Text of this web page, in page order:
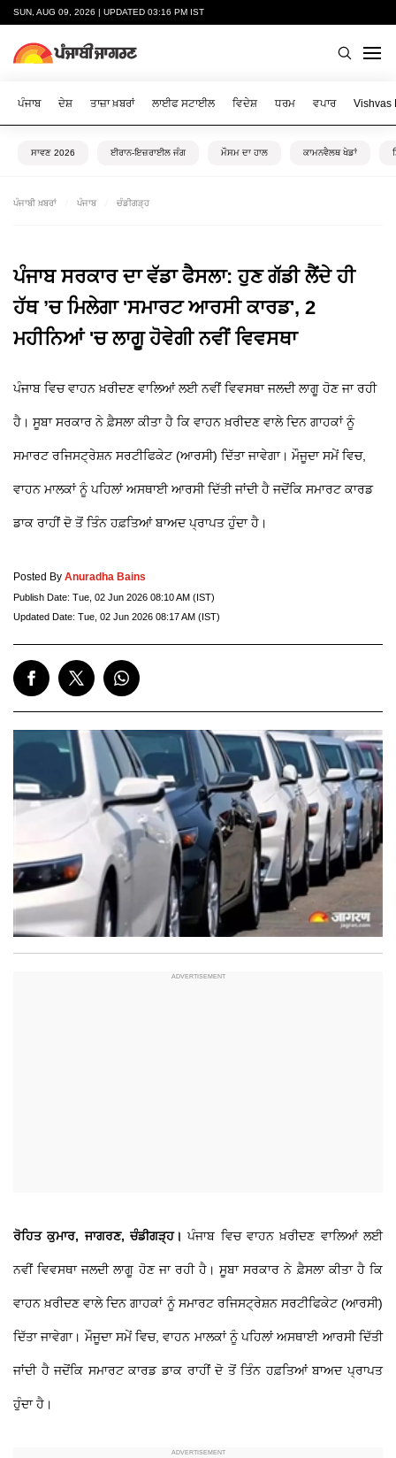
SUN, AUG 09, 2026 | UPDATED 03:16 PM IST
ਪੰਜਾਬ ਦੇਸ਼ ਤਾਜ਼ਾ ਖ਼ਬਰਾਂ ਲਾਈਫ ਸਟਾਈਲ ਵਿਦੇਸ਼ ਧਰਮ ਵਪਾਰ Vishvas
ਸਾਵਣ 2026 ਈਰਾਨ-ਇਜ਼ਰਾਈਲ ਜੰਗ ਮੌਸਮ ਦਾ ਹਾਲ ਕਾਮਨਵੈਲਥ ਖੇਡਾਂ
ਪੰਜਾਬੀ ਖ਼ਬਰਾਂ ਪੰਜਾਬ ਚੰਡੀਗੜ੍ਹ
ਪੰਜਾਬ ਸਰਕਾਰ ਦਾ ਵੱਡਾ ਫੈਸਲਾ: ਹੁਣ ਗੱਡੀ ਲੈਂਦੇ ਹੀ
ਹੱਥ ’ਚ ਮਿਲੇਗਾ 'ਸਮਾਰਟ ਆਰਸੀ ਕਾਰਡ', 2
ਮਹੀਨਿਆਂ 'ਚ ਲਾਗੂ ਹੋਵੇਗੀ ਨਵੀਂ ਵਿਵਸਥਾ
ਪੰਜਾਬ ਵਿਚ ਵਾਹਨ ਖ਼ਰੀਦਣ ਵਾਲਿਆਂ ਲਈ ਨਵੀਂ ਵਿਵਸਥਾ ਜਲਦੀ ਲਾਗੂ ਹੋਣ ਜਾ ਰਹੀ
ਹੈ। ਸੂਬਾ ਸਰਕਾਰ ਨੇ ਫ਼ੈਸਲਾ ਕੀਤਾ ਹੈ ਕਿ ਵਾਹਨ ਖ਼ਰੀਦਣ ਵਾਲੇ ਦਿਨ ਗਾਹਕਾਂ ਨੂੰ
ਸਮਾਰਟ ਰਜਿਸਟ੍ਰੇਸ਼ਨ ਸਰਟੀਫਿਕੇਟ (ਆਰਸੀ) ਦਿੱਤਾ ਜਾਵੇਗਾ। ਮੌਜੂਦਾ ਸਮੇਂ ਵਿਚ,
ਵਾਹਨ ਮਾਲਕਾਂ ਨੂੰ ਪਹਿਲਾਂ ਅਸਥਾਈ ਆਰਸੀ ਦਿੱਤੀ ਜਾਂਦੀ ਹੈ ਜਦੋਂਕਿ ਸਮਾਰਟ ਕਾਰਡ
ਡਾਕ ਰਾਹੀਂ ਦੋ ਤੋਂ ਤਿੰਨ ਹਫ਼ਤਿਆਂ ਬਾਅਦ ਪ੍ਰਾਪਤ ਹੁੰਦਾ ਹੈ।
Posted By Anuradha Bains
Publish Date: Tue, 02 Jun 2026 08:10 AM (IST)
Updated Date: Tue, 02 Jun 2026 08:17 AM (IST)
ਰੋਹਿਤ ਕੁਮਾਰ, ਜਾਗਰਣ, ਚੰਡੀਗੜ੍ਹ। ਪੰਜਾਬ ਵਿਚ ਵਾਹਨ ਖ਼ਰੀਦਣ ਵਾਲਿਆਂ ਲਈ
ਨਵੀਂ ਵਿਵਸਥਾ ਜਲਦੀ ਲਾਗੂ ਹੋਣ ਜਾ ਰਹੀ ਹੈ। ਸੂਬਾ ਸਰਕਾਰ ਨੇ ਫ਼ੈਸਲਾ ਕੀਤਾ ਹੈ ਕਿ
ਵਾਹਨ ਖ਼ਰੀਦਣ ਵਾਲੇ ਦਿਨ ਗਾਹਕਾਂ ਨੂੰ ਸਮਾਰਟ ਰਜਿਸਟ੍ਰੇਸ਼ਨ ਸਰਟੀਫਿਕੇਟ (ਆਰਸੀ)
ਦਿੱਤਾ ਜਾਵੇਗਾ। ਮੌਜੂਦਾ ਸਮੇਂ ਵਿਚ, ਵਾਹਨ ਮਾਲਕਾਂ ਨੂੰ ਪਹਿਲਾਂ ਅਸਥਾਈ ਆਰਸੀ ਦਿੱਤੀ
ਜਾਂਦੀ ਹੈ ਜਦੋਂਕਿ ਸਮਾਰਟ ਕਾਰਡ ਡਾਕ ਰਾਹੀਂ ਦੋ ਤੋਂ ਤਿੰਨ ਹਫ਼ਤਿਆਂ ਬਾਅਦ ਪ੍ਰਾਪਤ
ਹੁੰਦਾ ਹੈ।